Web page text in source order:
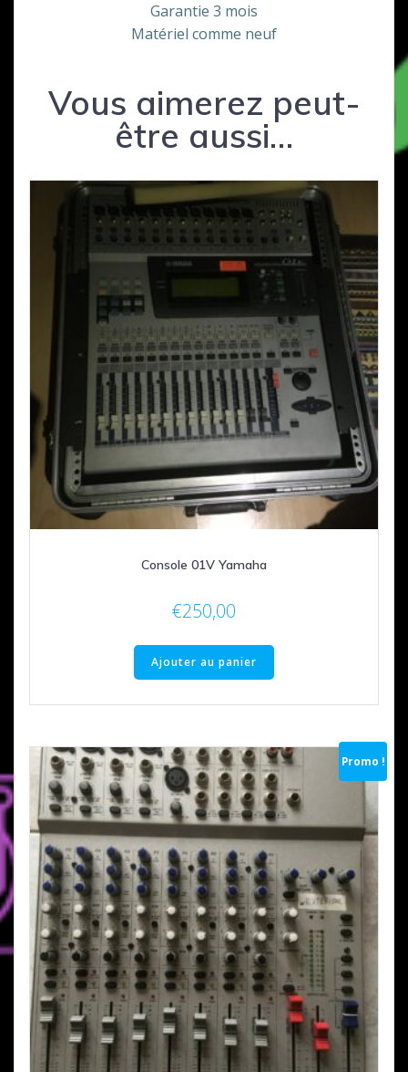
Garantie 3 mois
Matériel comme neuf
Vous aimerez peut-
être aussi…
Console 01V Yamaha
€250,00
Ajouter au panier
Promo !